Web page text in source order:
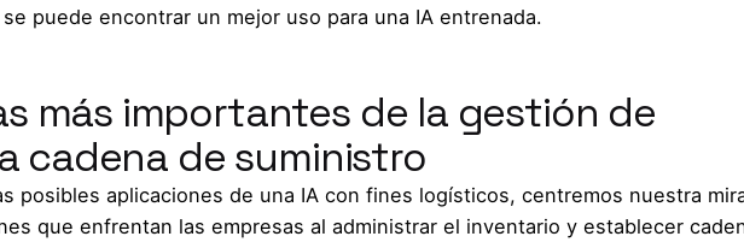
puede encontrar un mejor uso para una IA entrenada.
más importantes de la gestión de
cadena de suministro
posibles aplicaciones de una IA con fines logísticos, centremos nuestra
que enfrentan las empresas al administrar el inventario y establecer